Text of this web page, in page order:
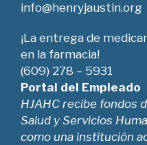
info@henryjaustin.org
¡La entrega de
en la farmacia!
(609) 278 – 5931
Portal del Empleado
HJAHC recibe fondos
Salud y Servicios
como una institución